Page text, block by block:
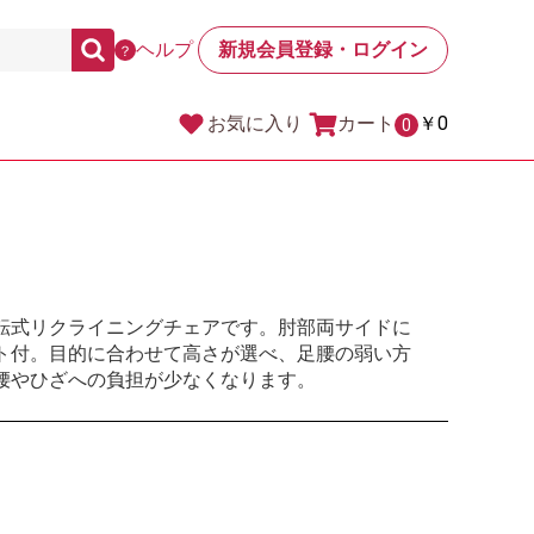
？ ヘルプ 新規会員登録・ログイン
お気に入り カート 0 ￥0
リクライニングチェアです。肘部両サイドに
。目的に合わせて高さが選べ、足腰の弱い方
ひざへの負担が少なくなります。